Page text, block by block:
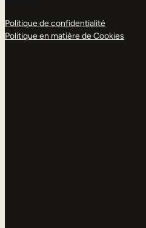
Politique de confidentialité
Politique en matière de Cookies